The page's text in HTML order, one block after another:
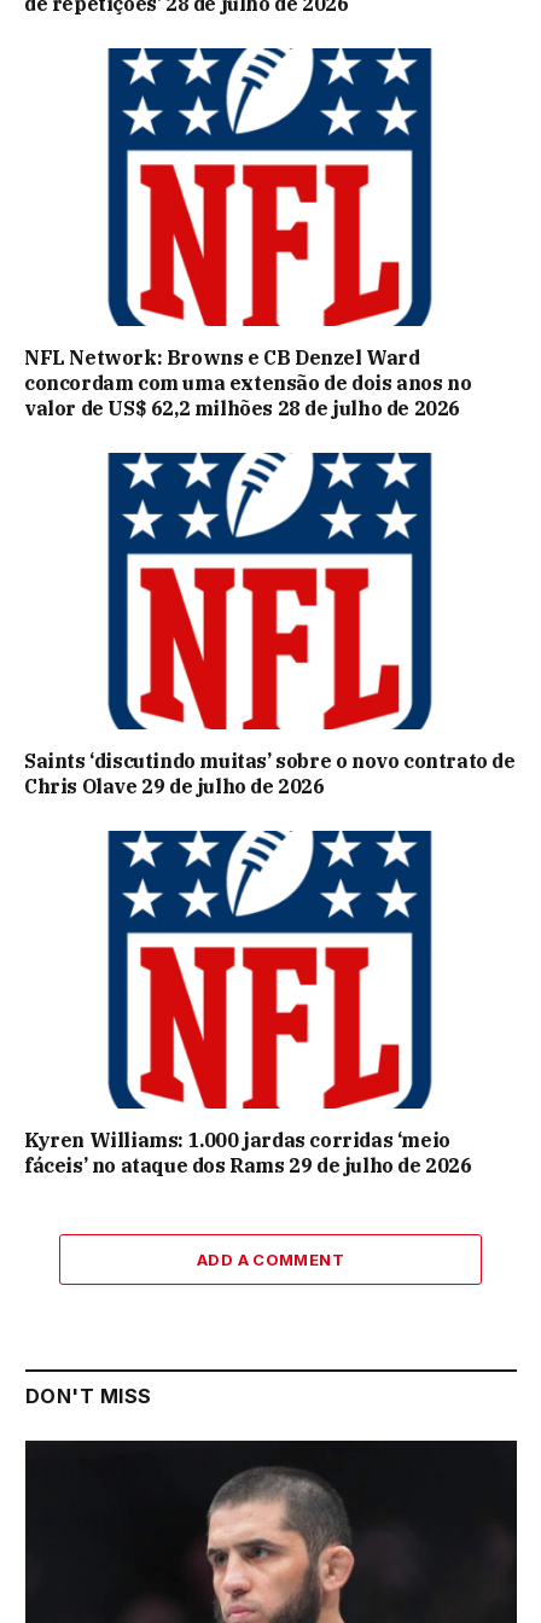
NFL Network: Browns e CB Denzel Ward
concordam com uma extensão de dois anos no
valor de US$ 62,2 milhões 28 de julho de 2026
Saints ‘discutindo muitas’ sobre o novo contrato de
Chris Olave 29 de julho de 2026
Kyren Williams: 1.000 jardas corridas ‘meio
fáceis’ no ataque dos Rams 29 de julho de 2026
ADD A COMMENT
DON'T MISS